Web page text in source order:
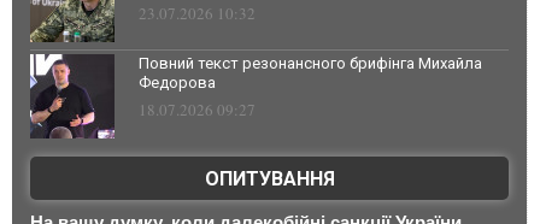
23.07.2026 10:32
Повний текст резонансного брифінга Михайла
Федорова
18.07.2026 09:27
ОПИТУВАННЯ